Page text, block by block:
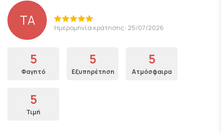
TA Ημερομηνία κράτησης: 25/07/2026
5
Φαγητό
5
Εξυπηρέτηση
5
Ατμόσφαιρα
5
Τιμή